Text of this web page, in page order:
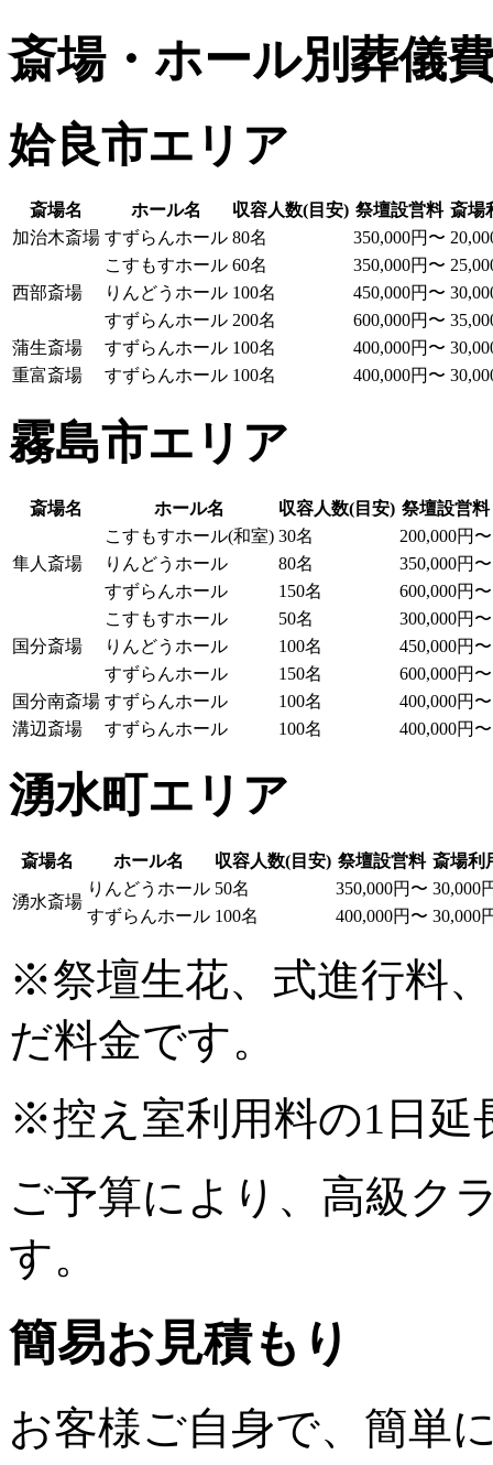
斎場・ホール別葬儀
姶良市エリア
斎場名 ホール名 収容人数(目安) 祭壇設営料 斎場
加治木斎場 すずらんホール 80名 350,000円〜
西部斎場
こすもすホール 60名 350,000円〜
りんどうホール 100名 450,000円〜
すずらんホール 200名 600,000円〜
蒲生斎場
すずらんホール 100名 400,000円〜
重富斎場
すずらんホール 100名 400,000円〜
霧島市エリア
斎場名 ホール名 収容人数(目安) 祭壇設営料
隼人斎場
こすもすホール(和室) 30名
200,000円〜
りんどうホール
80名
350,000円〜
すずらんホール
150名 600,000円〜
国分斎場
こすもすホール 50名
300,000円〜
りんどうホール
100名
450,000円〜
すずらんホール
150名
600,000円〜
国分南斎場 すずらんホール 100名
400,000円〜
溝辺斎場
すずらんホール 100名 400,000円〜
湧水町エリア
斎場名 ホール名 収容人数(目安) 祭壇設営料 斎場利
湧水斎場
りんどうホール 50名 350,000円〜 30,000
すずらんホール 100名 400,000円〜 30,000
※祭壇生花、式進行料
だ料金です。
※控え室利用料の1日延
ご予算により、高級ク
す。
簡易お見積もり
お客様ご自身で、簡単